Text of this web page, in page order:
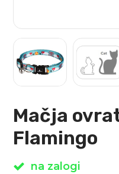
Mačja
Flamingo
na zalogi